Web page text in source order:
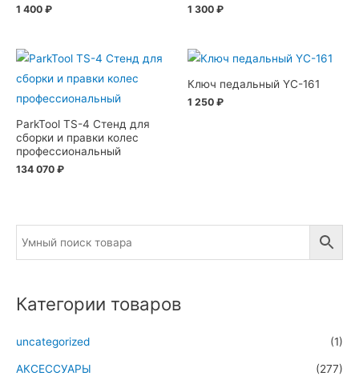
1 400 ₽ 1 300 ₽
ParkTool TS-4 Стенд для
сборки и правки колес
профессиональный
134 070 ₽
Ключ педальный YC-161
1 250 ₽
Категории товаров
uncategorized (1)
АКСЕССУАРЫ (277)